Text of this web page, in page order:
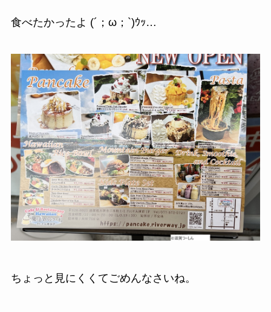
食べたかったよ (´；ω；`)ｳｯ…
ちょっと見にくくてごめんなさいね。